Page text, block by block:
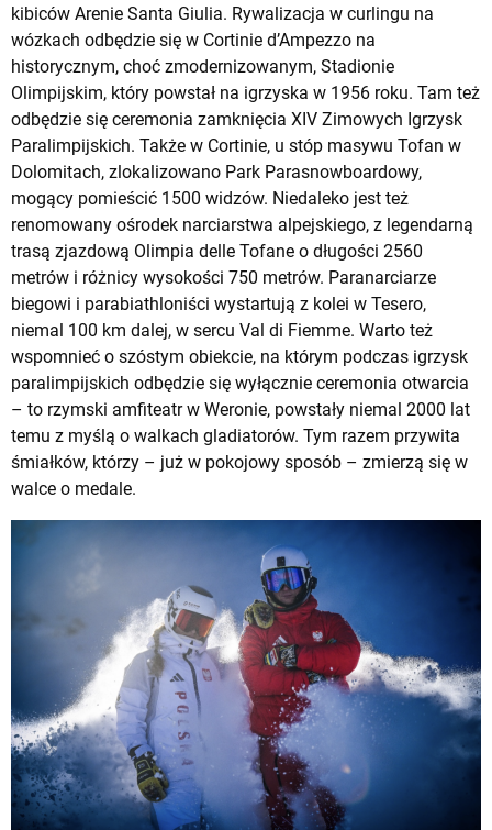
kibiców Arenie Santa Giulia. Rywalizacja w curlingu na
wózkach odbędzie się w Cortinie d’Ampezzo na
historycznym, choć zmodernizowanym, Stadionie
Olimpijskim, który powstał na igrzyska w 1956 roku. Tam też
odbędzie się ceremonia zamknięcia XIV Zimowych Igrzysk
Paralimpijskich. Także w Cortinie, u stóp masywu Tofan w
Dolomitach, zlokalizowano Park Parasnowboardowy,
mogący pomieścić 1500 widzów. Niedaleko jest też
renomowany ośrodek narciarstwa alpejskiego, z legendarną
trasą zjazdową Olimpia delle Tofane o długości 2560
metrów i różnicy wysokości 750 metrów. Paranarciarze
biegowi i parabiathloniści wystartują z kolei w Tesero,
niemal 100 km dalej, w sercu Val di Fiemme. Warto też
wspomnieć o szóstym obiekcie, na którym podczas igrzysk
paralimpijskich odbędzie się wyłącznie ceremonia otwarcia
– to rzymski amfiteatr w Weronie, powstały niemal 2000 lat
temu z myślą o walkach gladiatorów. Tym razem przywita
śmiałków, którzy – już w pokojowy sposób – zmierzą się w
walce o medale.